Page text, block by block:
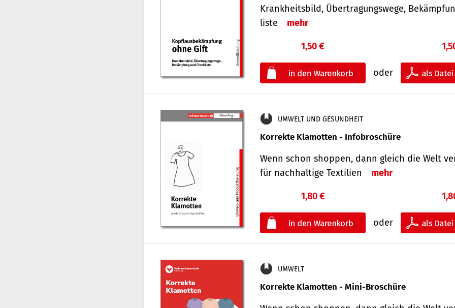
Krankheits­bild, Übertra­gungs­wege,
liste
mehr
1,50 €
oder
UMWELT UND GESUNDHEIT
Korrekte Klamotten - Infobroschüre
Wenn schon shoppen, dann gleich die Welt
für nachhaltige Textilien
mehr
1,80 €
oder
UMWELT
Korrekte Klamotten - Mini-Broschüre